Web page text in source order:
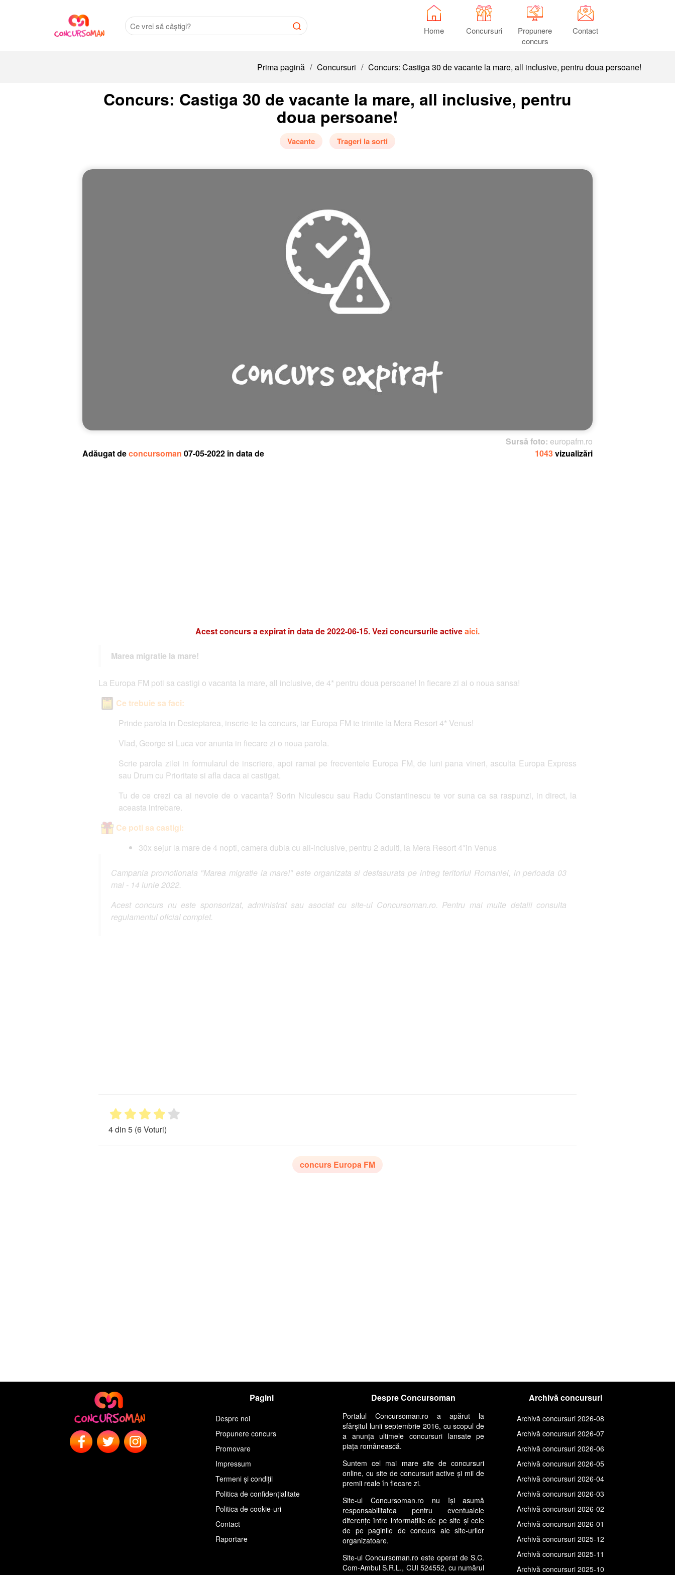
Home Concursuri
Propunere
concurs
Contact
Prima pagină / Concursuri / Concurs: Castiga 30 de vacante la mare, all inclusive, pentru doua persoane!
Concurs: Castiga 30 de vacante la mare, all inclusive, pentru
doua persoane!
Vacante Trageri la sorti
Sursă foto: europafm.ro
Adăugat deconcursoman 07-05-2022 în data de 1043vizualizări
Acest concurs a expirat în data de 2022-06-15. Vezi concursurile activeaici.
Marea migratie la mare!
La Europa FM poti sa castigi o vacanta la mare, all inclusive, de 4* pentru doua persoane! In fiecare zi ai o noua sansa!
Ce trebuie sa faci:
Prinde parola in Desteptarea, inscrie-te la concurs, iar Europa FM te trimite la Mera Resort 4* Venus!
Vlad, George si Luca vor anunta in fiecare zi o noua parola.
Scrie parola zilei in formularul de inscriere, apoi ramai pe frecventele Europa FM, de luni pana vineri, asculta Europa Express
sau Drum cu Prioritate si afla daca ai castigat.
Tu de ce crezi ca ai nevoie de o vacanta? Sorin Niculescu sau Radu Constantinescu te vor suna ca sa raspunzi, in direct, la
aceasta intrebare.
Ce poti sa castigi:
30x sejur la mare de 4 nopti, camera dubla cu all-inclusive, pentru 2 adulti, la Mera Resort 4*in Venus
Campania promotionala "Marea migratie la mare!" este organizata si desfasurata pe intreg teritoriul Romaniei, in perioada 03
mai - 14 iunie 2022.
Acest concurs nu este sponsorizat, administrat sau asociat cu site-ul Concursoman.ro. Pentru mai multe detalii consulta
regulamentul oficial complet.
4 din 5 (6 Voturi)
concurs Europa FM
Pagini
Despre noi
Propunere concurs
Promovare
Impressum
Termeni și condiții
Politica de confidențialitate
Politica de cookie-uri
Contact
Raportare
Despre Concursoman
Portalul Concursoman.ro a apărut la
sfârșitul lunii septembrie 2016, cu scopul de
a anunța ultimele concursuri lansate pe
piața românească.
Suntem cel mai mare site de concursuri
online, cu site de concursuri active și mii de
premii reale în fiecare zi.
Site-ul Concursoman.ro nu își asumă
responsabilitatea pentru eventualele
diferențe între informațiile de pe site și cele
de pe paginile de concurs ale site-urilor
organizatoare.
Site-ul Concursoman.ro este operat de S.C.
Com-Ambul S.R.L., CUI 524552, cu numărul
Archivă concursuri
Archivă concursuri 2026-08
Archivă concursuri 2026-07
Archivă concursuri 2026-06
Archivă concursuri 2026-05
Archivă concursuri 2026-04
Archivă concursuri 2026-03
Archivă concursuri 2026-02
Archivă concursuri 2026-01
Archivă concursuri 2025-12
Archivă concursuri 2025-11
Archivă concursuri 2025-10